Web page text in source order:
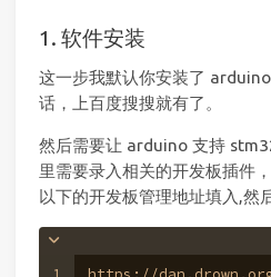
1. 软件安装
这一步我默认你安装了
话，上百度搜搜就有了。
然后需要让 arduino 支持
里需要录入相关的开发板插件
以下的开发板管理地址填入,然